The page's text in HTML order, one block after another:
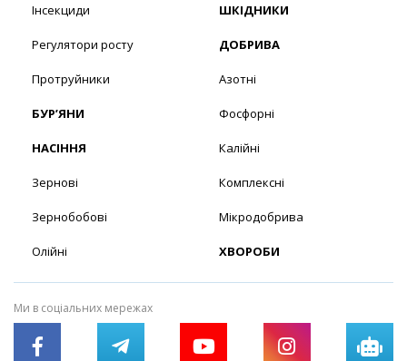
Інсекциди
Регулятори росту
Протруйники
БУР’ЯНИ
НАСІННЯ
Зернові
Зернобобові
Олійні
ШКІДНИКИ
ДОБРИВА
Азотні
Фосфорні
Калійні
Комплексні
Мікродобрива
ХВОРОБИ
Ми в соціальних мережах